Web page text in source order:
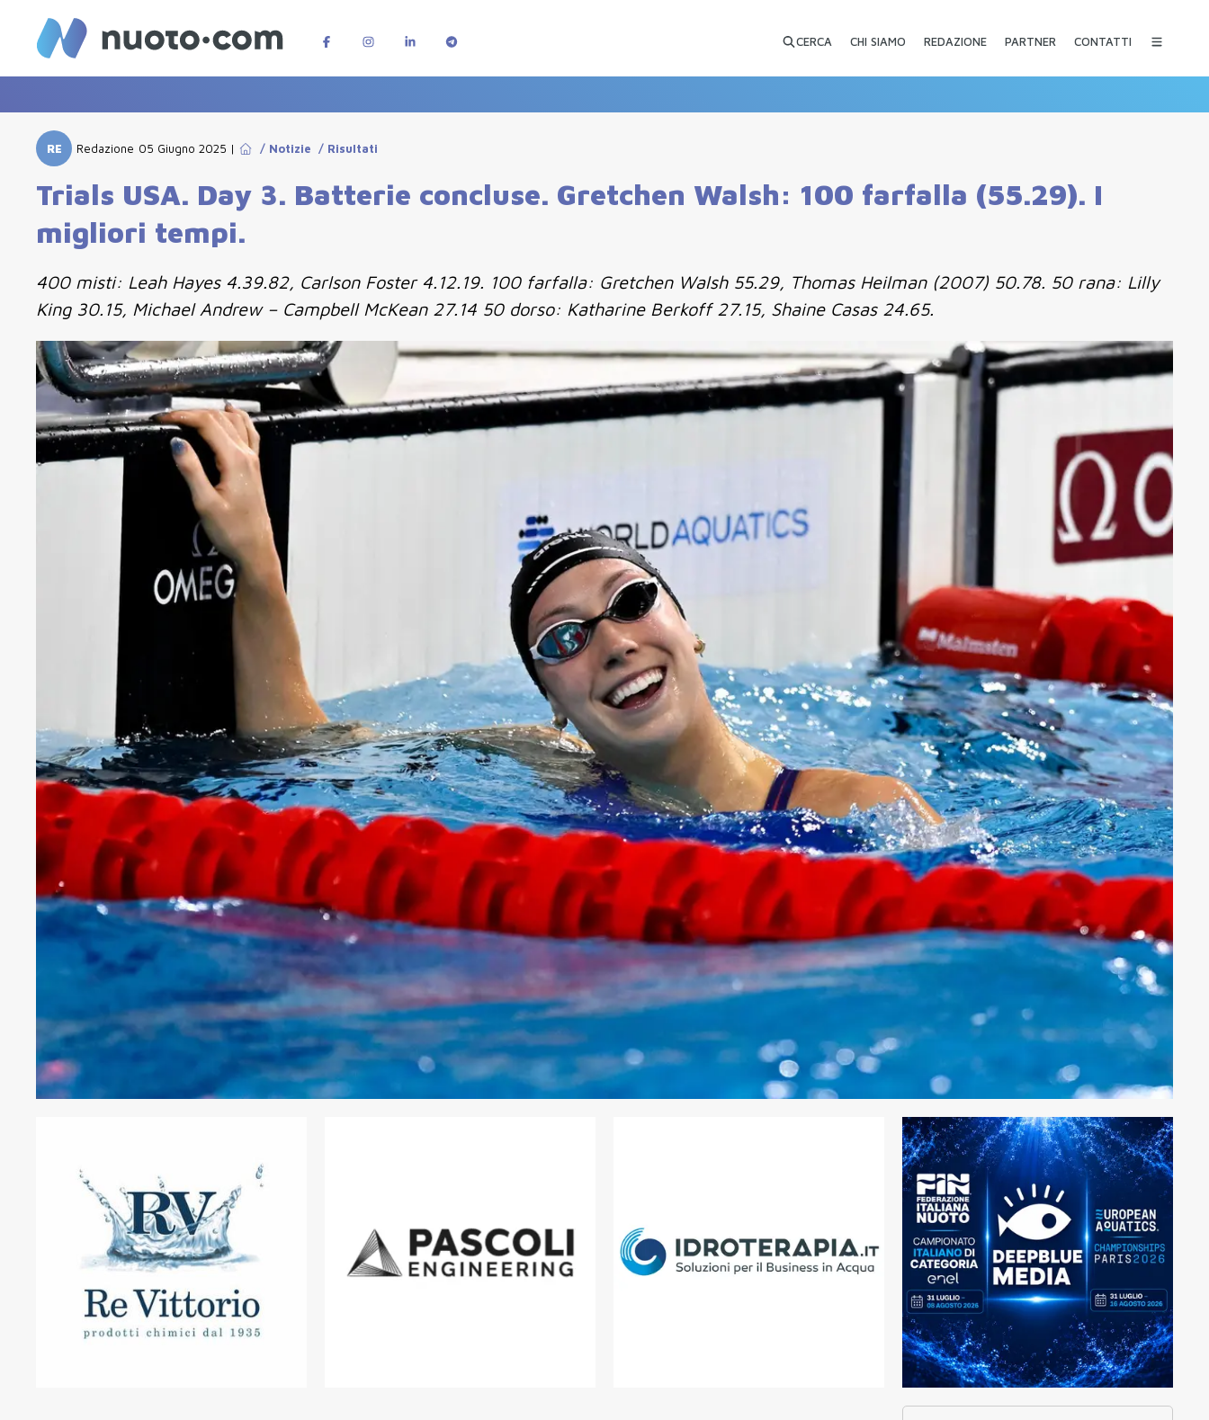
CERCA CHI SIAMO REDAZIONE PARTNER CONTATTI
RE Redazione 05 Giugno 2025 | / Notizie / Risultati
Trials USA. Day 3. Batterie concluse. Gretchen Walsh: 100 farfalla (55.29). I
migliori tempi.
400 misti: Leah Hayes 4.39.82, Carlson Foster 4.12.19. 100 farfalla: Gretchen Walsh 55.29, Thomas Heilman (2007) 50.78. 50 rana: Lilly
King 30.15, Michael Andrew – Campbell McKean 27.14 50 dorso: Katharine Berkoff 27.15, Shaine Casas 24.65.